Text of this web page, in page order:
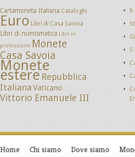
Cartamoneta Italiana Cataloghi
Euro Libri di Casa Savoia
Libri di numismatica Libri in
promozione Monete
Casa Savoia
Monete
estere Repubblica
ItalianaVaticano
Vittorio Emanuele III
6
5
Home Chi siamo Dove siamo